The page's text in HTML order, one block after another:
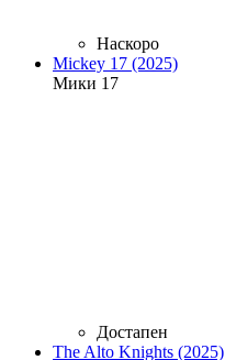
Наскоро
Mickey 17 (2025)
Мики 17
Достапен
The Alto Knights (2025)